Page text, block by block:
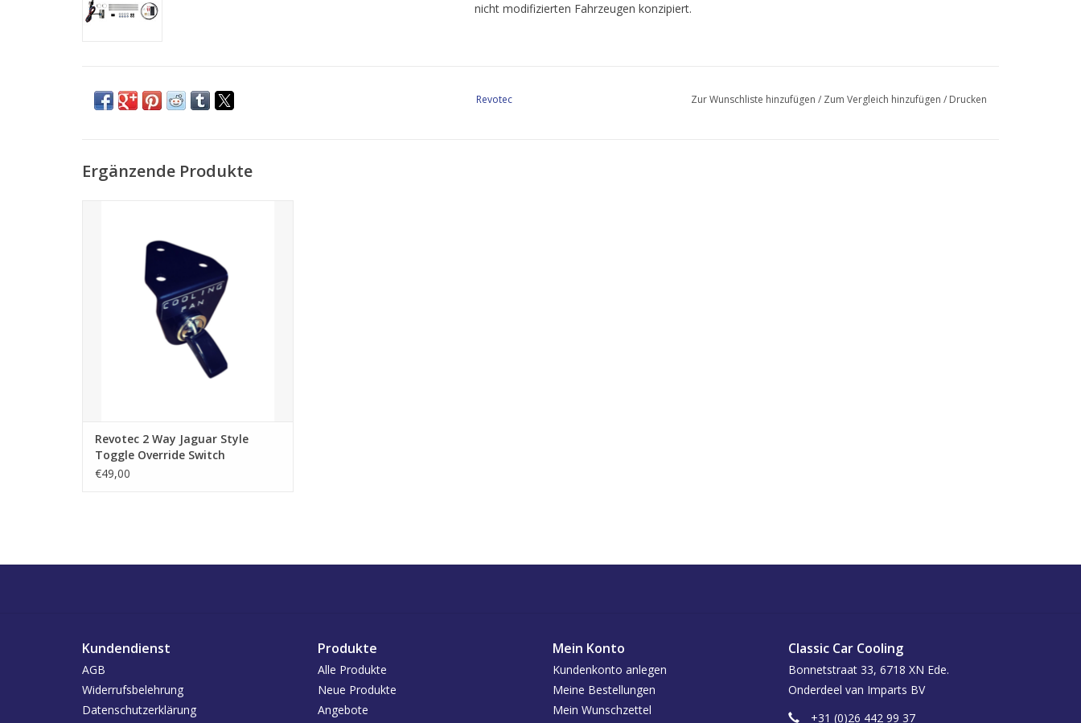
nicht modifizierten Fahrzeugen konzipiert.
Revotec Zur Wunschliste hinzufügen / Zum Vergleich hinzufügen / Drucken
Ergänzende Produkte
ZUM WARENKORB HINZUFÜGEN
Revotec 2 Way Jaguar Style
Toggle Override Switch
€49,00
Kundendienst
AGB
Widerrufsbelehrung
Datenschutzerklärung
Produkte
Alle Produkte
Neue Produkte
Angebote
Mein Konto
Kundenkonto anlegen
Meine Bestellungen
Mein Wunschzettel
Classic Car Cooling
Bonnetstraat 33, 6718 XN Ede.
Onderdeel van Imparts BV
+31 (0)26 442 99 37